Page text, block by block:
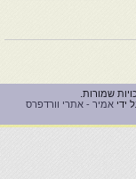
ידי אמיר - אתרי וורדפרס